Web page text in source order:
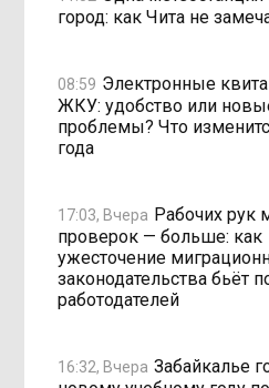
город: как Чита не
08:59 Электронные
ЖКУ: удобство или
проблемы? Что
года
17:03, Вчера Рабочих рук
проверок — больше: как
ужесточение
законодательства бьёт
работодателей
16:32, Вчера Забайкалье